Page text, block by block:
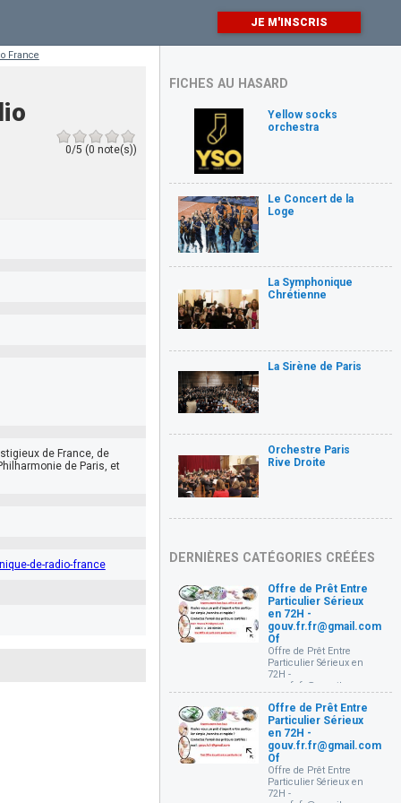
JE M'INSCRIS
France
0/5 (0 note(s))
de France, de
de Paris, et
de-radio-france
FICHES AU HASARD
Yellow socks
orchestra
Le Concert de la
Loge
La Symphonique
Chrétienne
La Sirène de Paris
Orchestre Paris
Rive Droite
DERNIÈRES CATÉGORIES CRÉÉES
Offre de Prêt Entre
Particulier Sérieux
en 72H -
gouv.fr.fr@gmail.com
Of
Offre de Prêt Entre
Particulier Sérieux en
72H -
gouv.fr.fr@gmail.com
particuliers Très
sérieux et rapide en 72
Heures (
gouv.fr.fr@gmail.com )
Bonjour, je mets à votre
disposition un prêt à
partir de 1000€ à 10 000
000 € à des conditions
Offre de Prêt Entre
Particulier Sérieux
en 72H -
gouv.fr.fr@gmail.com
Of
Offre de Prêt Entre
Particulier Sérieux en
72H -